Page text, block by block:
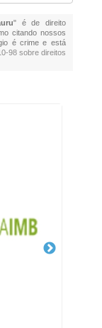
" é de direito
citando nossos
é crime e está
98 sobre direitos